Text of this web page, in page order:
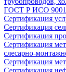
ГОСТ Р ИСО
Сертификация
Сертификация
Сертификация
Сертификация
слесарно-
Сертификация
Сертификация